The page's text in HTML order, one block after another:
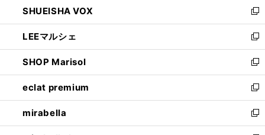
で
開
く
ド
ウ
で
開
く
ィ
ン
ド
ウ
で
開
く
い
ウ
ィ
ン
ド
ウ
で
開
く
SHUEISHA VOX
新
し
い
ウ
ィ
ン
ド
ウ
で
開
LEEマルシェ
新
し
い
ウ
ィ
ン
ド
ウ
SHOP Marisol
新
し
い
ウ
ィ
ン
eclat premium
新
し
い
ウ
mirabella
新
し